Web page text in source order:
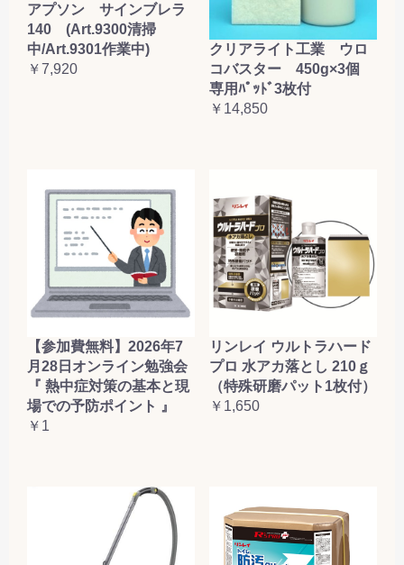
アプソン サインブレラ
140 (Art.9300清掃
中/Art.9301作業中)
￥7,920
クリアライト工業 ウロ
コバスター 450g×3個
専用ﾊﾟｯﾄﾞ3枚付
￥14,850
【参加費無料】2026年7
月28日オンライン勉強会
『 熱中症対策の基本と現
場での予防ポイント 』
￥1
リンレイ ウルトラハード
プロ 水アカ落とし 210ｇ
（特殊研磨パット1枚付）
￥1,650